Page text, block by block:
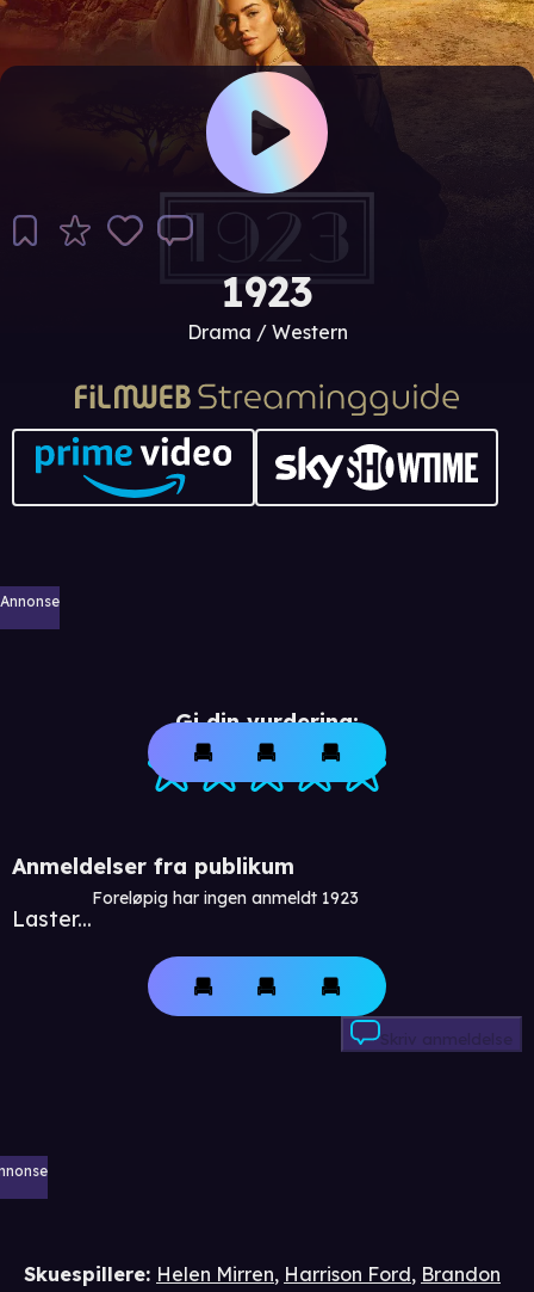
1923
Drama / Western
Annonse
Gi din vurdering:
Anmeldelser fra publikum
Laster...
Foreløpig har ingen anmeldt 1923
Skriv anmeldelse
Skuespillere: Helen Mirren, Harrison Ford, Brandon